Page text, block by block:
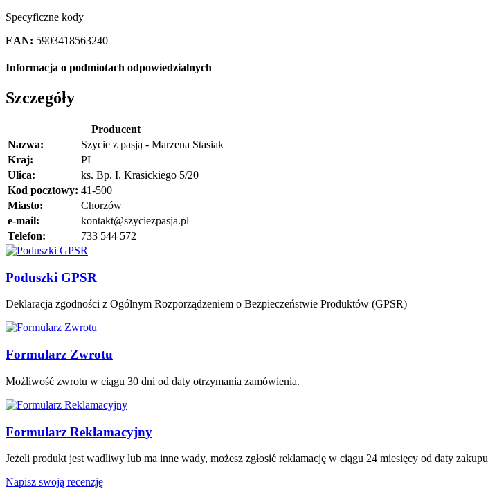
Specyficzne kody
EAN: 5903418563240
Informacja o podmiotach odpowiedzialnych
Szczegóły
Producent
Nazwa:
Szycie z pasją - Marzena Stasiak
Kraj:
PL
Ulica:
ks. Bp. I. Krasickiego 5/20
Kod pocztowy: 41-500
Miasto:
Chorzów
e-mail:
kontakt@szyciezpasja.pl
Telefon:
733 544 572
Poduszki GPSR
Deklaracja zgodności z Ogólnym Rozporządzeniem o Bezpieczeństwie Produktów (GPSR)
Formularz Zwrotu
Możliwość zwrotu w ciągu 30 dni od daty otrzymania zamówienia.
Formularz Reklamacyjny
Jeżeli produkt jest wadliwy lub ma inne wady, możesz zgłosić reklamację w ciągu 24 miesięcy od daty zakupu
Napisz swoją recenzję